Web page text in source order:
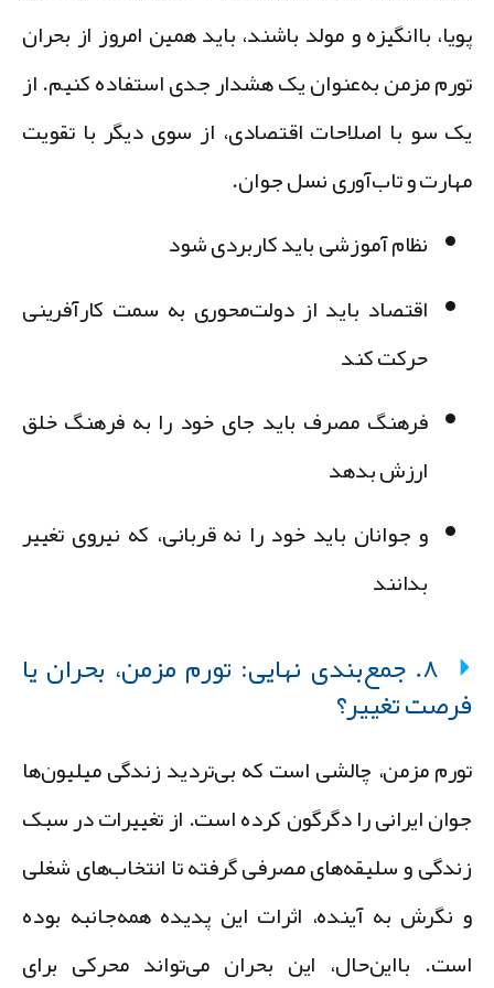
باانگیزه و مولد باشند، باید همین امروز از بحران
مزمن به‌عنوان یک هشدار جدی استفاده کنیم. از
سو با اصلاحات اقتصادی، از سوی دیگر با تقویت
و تاب‌آوری نسل جوان.
نظام آموزشی باید کاربردی شود
اقتصاد باید از دولت‌محوری به سمت کارآفرینی
حرکت کند
فرهنگ مصرف باید جای خود را به فرهنگ خلق
ارزش بدهد
و جوانان باید خود را نه قربانی، که نیروی تغییر
بدانند
۸. جمع‌بندی نهایی: تورم مزمن، بحران یا
تغییر؟
مزمن، چالشی است که بی‌تردید زندگی میلیون‌ها
ایرانی را دگرگون کرده است. از تغییرات در سبک
و سلیقه‌های مصرفی گرفته تا انتخاب‌های شغلی
نگرش به آینده، اثرات این پدیده همه‌جانبه بوده
بااین‌حال، این بحران می‌تواند محرکی برای